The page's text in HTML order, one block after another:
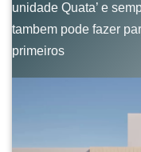
unidade Quata’ e
tambem pode fazer
primeiros